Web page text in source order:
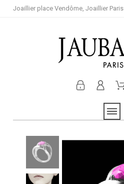
Joaillier place Vendôme, Joaillier Paris